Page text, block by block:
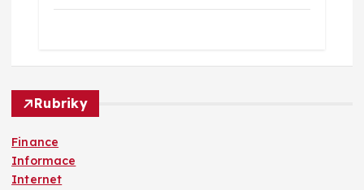
Rubriky
Finance
Informace
Internet